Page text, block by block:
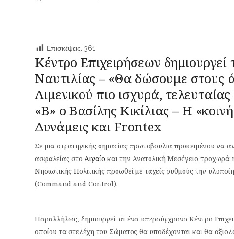
Επισκέψεις: 361
Κέντρο Επιχειρήσεων
Ναυτιλίας – «Θα δώσουμε στους
Λιμενικού πιο ισχυρά,
«Β» ο Βασίλης Κικίλιας – Η
Δυνάμεις και Frontex
Σε μια στρατηγικής σημασίας πρωτοβουλία προκειμένου να
ασφαλείας στο Αιγαίο και την Ανατολική Μεσόγειο
Νησιωτικής Πολιτικής προωθεί με ταχείς ρυθμούς την
(Command and Control).
Παραλλήλως, δημιουργείται ένα υπερσύγχρονο Κέντρο
οποίου τα στελέχη του Σώματος θα υποδέχονται και θα